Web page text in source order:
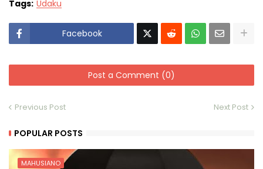
Tags: Udaku
Facebook
Post a Comment (0)
Previous Post Next Post
POPULAR POSTS
MAHUSIANO